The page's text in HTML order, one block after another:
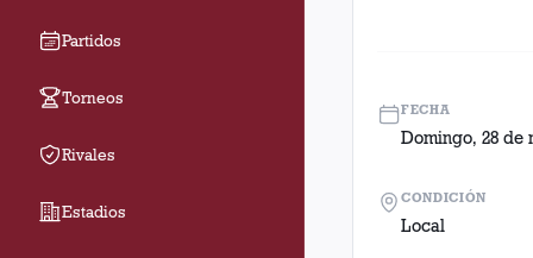
Partidos
Torneos
Rivales
Estadios
FECHA
Domingo, 28 de
CONDICIÓN
Local